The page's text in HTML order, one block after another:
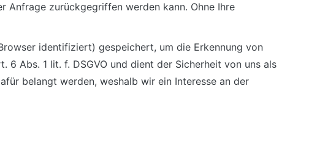
Anfrage zurückgegriffen werden kann. Ohne Ihre
identifiziert) gespeichert, um die Erkennung von
Abs. 1 lit. f. DSGVO und dient der Sicherheit von uns als
belangt werden, weshalb wir ein Interesse an der